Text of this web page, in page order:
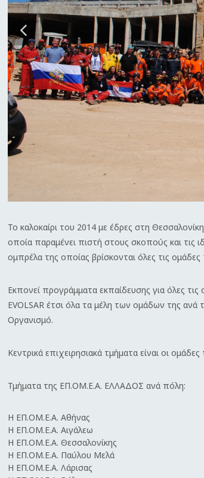
Το καλοκαίρι του 2014 με έδρες στη
οποία παραμένει πιστή στους σκοπούς και τις
ομπρέλα της οποίας βρίσκονται όλες τις
Εκπονεί προγράμματα εκπαίδευσης για όλες
EVOLSAR έτσι όλα τα μέλη των ομάδων της
Οργανισμό.
Κεντρικά επιχειρησιακά τμήματα είναι οι
Τμήματα της ΕΠ.ΟΜ.Ε.Α. ΕΛΛΑΔΟΣ ανά πόλη:
Η ΕΠ.ΟΜ.Ε.Α. Αθήνας
Η ΕΠ.ΟΜ.Ε.Α. Αιγάλεω
Η ΕΠ.ΟΜ.Ε.Α. Θεσσαλονίκης
Η ΕΠ.ΟΜ.Ε.Α. Παύλου Μελά
Η ΕΠ.ΟΜ.Ε.Α. Λάρισας